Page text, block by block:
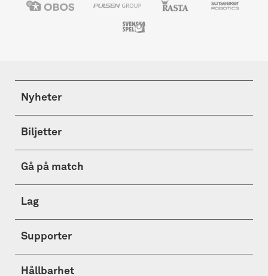
Nyheter
Biljetter
Gå på match
Lag
Supporter
Hållbarhet